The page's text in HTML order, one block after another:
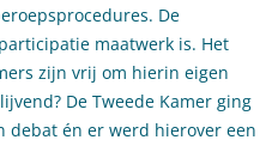
De
maatwerk is. Het
zijn vrij om hierin eigen
De Tweede Kamer ging
debat én er werd hierover een